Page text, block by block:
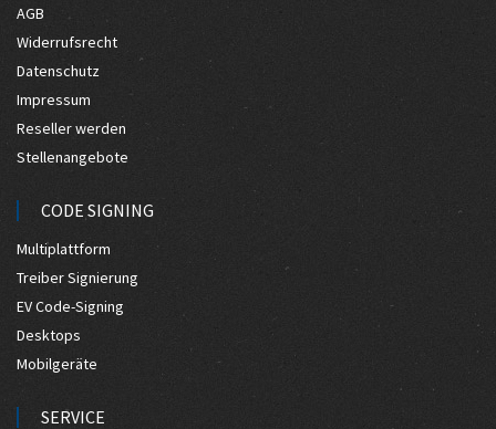
AGB
Widerrufsrecht
Datenschutz
Impressum
Reseller werden
Stellenangebote
CODE SIGNING
Multiplattform
Treiber Signierung
EV Code-Signing
Desktops
Mobilgeräte
SERVICE